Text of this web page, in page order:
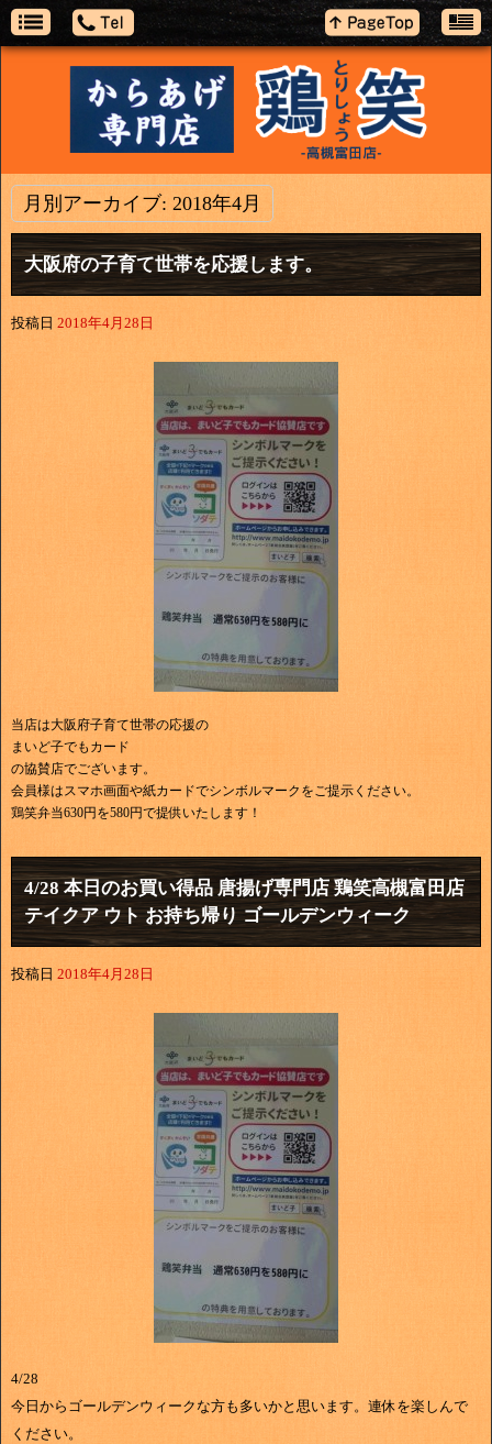
月別アーカイブ: 2018年4月
大阪府の子育て世帯を応援します。
投稿日 2018年4月28日
当店は大阪府子育て世帯の応援の
まいど子でもカード
の協賛店でございます。
会員様はスマホ画面や紙カードでシンボルマークをご提示ください。
鶏笑弁当630円を580円で提供いたします！
4/28 本日のお買い得品 唐揚げ専門店 鶏笑高槻富田店
テイクア ウト お持ち帰り ゴールデンウィーク
投稿日 2018年4月28日
4/28
今日からゴールデンウィークな方も多いかと思います。連休を楽しんで
ください。